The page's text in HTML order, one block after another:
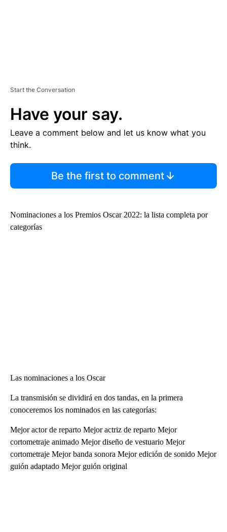
Start the Conversation
Have your say.
Leave a comment below and let us know what you
think.
Be the first to comment
Nominaciones a los Premios Oscar 2022: la lista completa por
categorías
Las nominaciones a los Oscar
La transmisión se dividirá en dos tandas, en la primera
conoceremos los nominados en las categorías:
Mejor actor de reparto Mejor actriz de reparto Mejor
cortometraje animado Mejor diseño de vestuario Mejor
cortometraje Mejor banda sonora Mejor edición de sonido Mejor
guión adaptado Mejor guión original